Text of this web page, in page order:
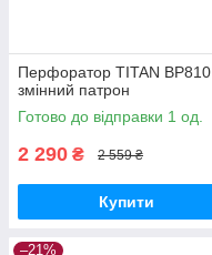
Перфоратор TITAN BP810
змінний патрон
Готово до відправки 1 од.
2 290 ₴ 2 559 ₴
Купити
–21%